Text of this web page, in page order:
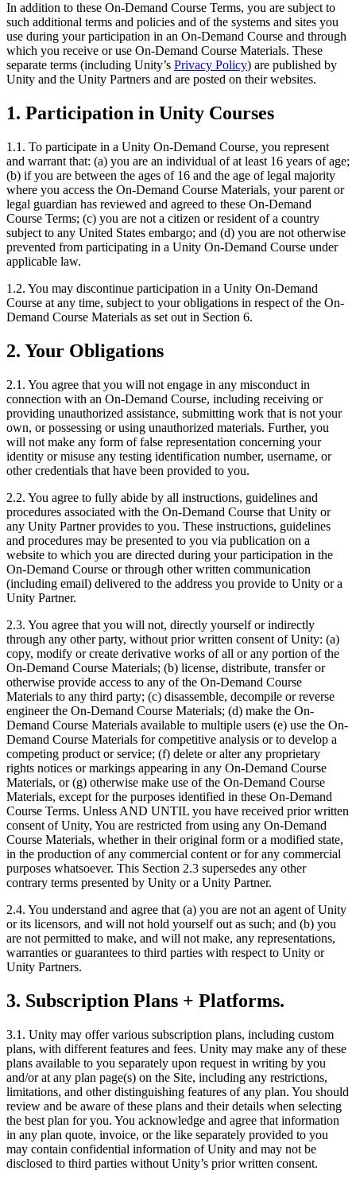
In addition to these On-Demand Course Terms, you are subject to
such additional terms and policies and of the systems and sites you
use during your participation in an On-Demand Course and through
which you receive or use On-Demand Course Materials. These
separate terms (including Unity’s Privacy Policy) are published by
Unity and the Unity Partners and are posted on their websites.
1. Participation in Unity Courses
1.1. To participate in a Unity On-Demand Course, you represent
and warrant that: (a) you are an individual of at least 16 years of age;
(b) if you are between the ages of 16 and the age of legal majority
where you access the On-Demand Course Materials, your parent or
legal guardian has reviewed and agreed to these On-Demand
Course Terms; (c) you are not a citizen or resident of a country
subject to any United States embargo; and (d) you are not otherwise
prevented from participating in a Unity On-Demand Course under
applicable law.
1.2. You may discontinue participation in a Unity On-Demand
Course at any time, subject to your obligations in respect of the On-
Demand Course Materials as set out in Section 6.
2. Your Obligations
2.1. You agree that you will not engage in any misconduct in
connection with an On-Demand Course, including receiving or
providing unauthorized assistance, submitting work that is not your
own, or possessing or using unauthorized materials. Further, you
will not make any form of false representation concerning your
identity or misuse any testing identification number, username, or
other credentials that have been provided to you.
2.2. You agree to fully abide by all instructions, guidelines and
procedures associated with the On-Demand Course that Unity or
any Unity Partner provides to you. These instructions, guidelines
and procedures may be presented to you via publication on a
website to which you are directed during your participation in the
On-Demand Course or through other written communication
(including email) delivered to the address you provide to Unity or a
Unity Partner.
2.3. You agree that you will not, directly yourself or indirectly
through any other party, without prior written consent of Unity: (a)
copy, modify or create derivative works of all or any portion of the
On-Demand Course Materials; (b) license, distribute, transfer or
otherwise provide access to any of the On-Demand Course
Materials to any third party; (c) disassemble, decompile or reverse
engineer the On-Demand Course Materials; (d) make the On-
Demand Course Materials available to multiple users (e) use the On-
Demand Course Materials for competitive analysis or to develop a
competing product or service; (f) delete or alter any proprietary
rights notices or markings appearing in any On-Demand Course
Materials, or (g) otherwise make use of the On-Demand Course
Materials, except for the purposes identified in these On-Demand
Course Terms. Unless AND UNTIL you have received prior written
consent of Unity, You are restricted from using any On-Demand
Course Materials, whether in their original form or a modified state,
in the production of any commercial content or for any commercial
purposes whatsoever. This Section 2.3 supersedes any other
contrary terms presented by Unity or a Unity Partner.
2.4. You understand and agree that (a) you are not an agent of Unity
or its licensors, and will not hold yourself out as such; and (b) you
are not permitted to make, and will not make, any representations,
warranties or guarantees to third parties with respect to Unity or
Unity Partners.
3. Subscription Plans + Platforms.
3.1. Unity may offer various subscription plans, including custom
plans, with different features and fees. Unity may make any of these
plans available to you separately upon request in writing by you
and/or at any plan page(s) on the Site, including any restrictions,
limitations, and other distinguishing features of any plan. You should
review and be aware of these plans and their details when selecting
the best plan for you. You acknowledge and agree that information
in any plan quote, invoice, or the like separately provided to you
may contain confidential information of Unity and may not be
disclosed to third parties without Unity’s prior written consent.